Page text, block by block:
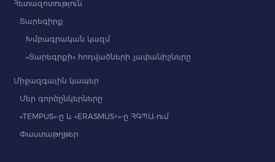
Հետազոտություն
Տարեգիրք
Խմբագրական կազմ
«Տարեգրքի» հոդվածների չափանիշները
Միջազգային կապեր
Մեր գործընկերները
«TEMPUS»-ը և «ERASMUS+»-ը ՀԳՊԱ-ում
Փաստաթղթեր